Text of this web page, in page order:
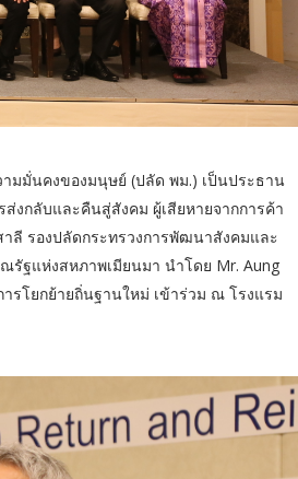
มมั่นคงของมนุษย์ (ปลัด พม.) เป็นประธาน
งกลับและคืนสู่สังคม ผู้เสียหายจากการค้า
ลี รองปลัดกระทรวงการพัฒนาสังคมและ
ฐแห่งสหภาพเมียนมา นำโดย Mr. Aung
รโยกย้ายถิ่นฐานใหม่ เข้าร่วม ณ โรงแรม